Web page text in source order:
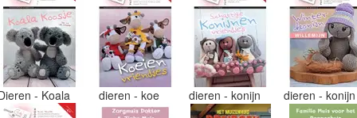
- Koala dieren - koe dieren - konijn dieren -